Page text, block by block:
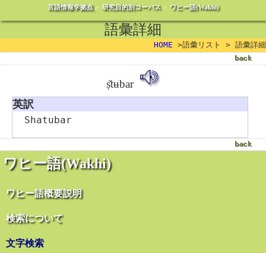
言語情報学拠点> 研究目的別コーパス> ワヒー語(Wakhi)
ワヒー語(Wakhi)
ワヒー語概要説明
検索について
文字検索
語彙詳細
HOME >語彙リスト > 語彙詳細
ṣ̌tʉbar
英訳
Shatubar